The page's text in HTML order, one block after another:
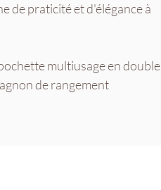
de praticité et d'élégance à
multiusage en double
de rangement